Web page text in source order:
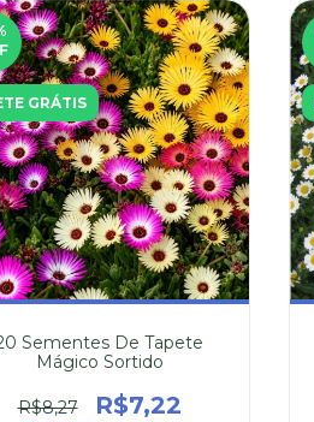
GRÁTIS
Sementes De Tapete
Mágico Sortido
R$8,27 R$7,22